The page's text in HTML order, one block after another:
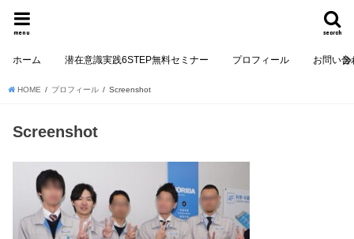
search
menu
ホーム 潜在意識実践6STEP無料セミナー プロフィール お問い合
HOME プロフィール Screenshot
Screenshot